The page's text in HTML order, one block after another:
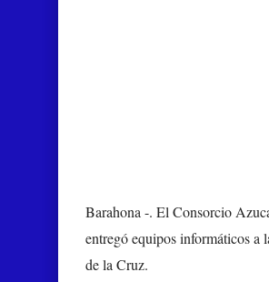
Barahona -. El Consorcio
entregó equipos informáticos
de la Cruz.